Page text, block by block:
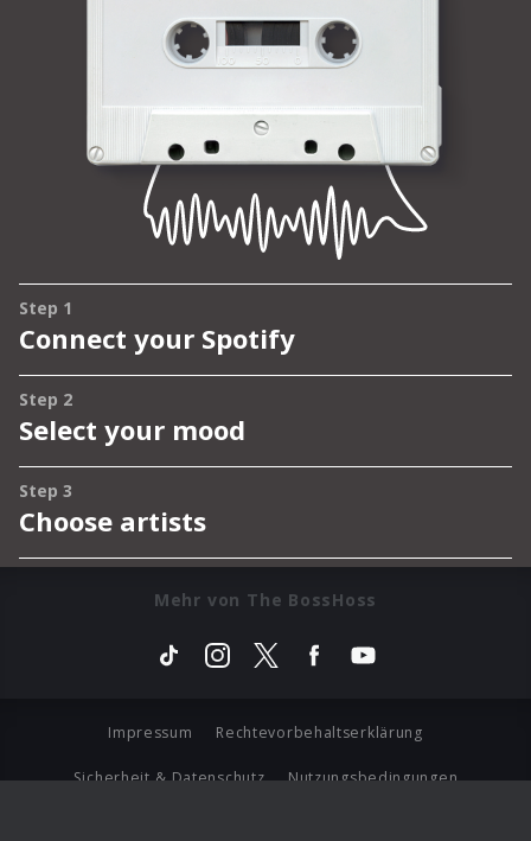
Mehr von The BossHoss
Impressum Rechtevorbehaltserklärung
Sicherheit & Datenschutz Nutzungsbedingungen